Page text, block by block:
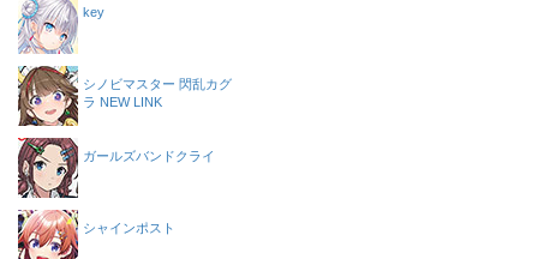
key
シノビマスター 閃乱カグ
ラ NEW LINK
ガールズバンドクライ
シャインポスト